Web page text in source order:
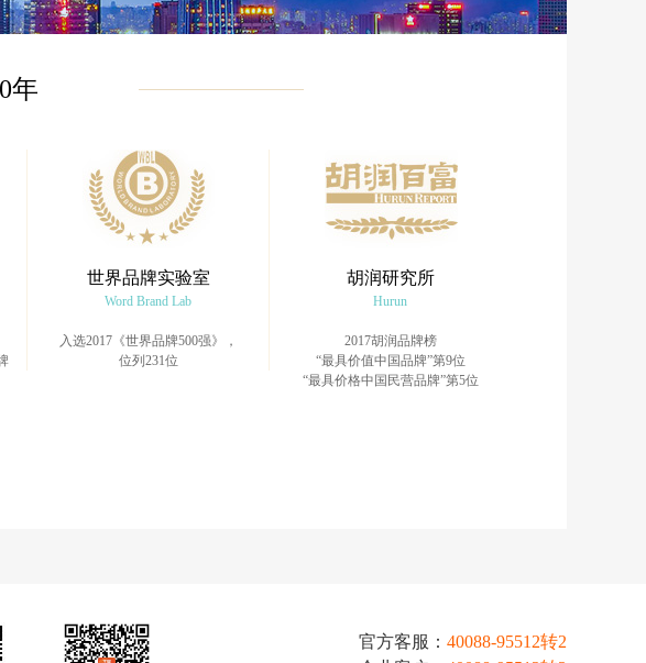
年
世界品牌实验室
Word Brand Lab
入选2017《世界品牌500强》，
位列231位
胡润研究所
Hurun
2017胡润品牌榜
“最具价值中国品牌”第9位
“最具价格中国民营品牌”第5位
官方客服： 40088-95512转2